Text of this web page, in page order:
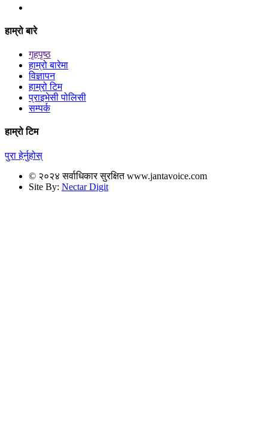
हाम्रो बारे
गृहपृष्ठ
हाम्रो बारेमा
विज्ञापन
हाम्रो टिम
प्राइभेसी पोलिसी
सम्पर्क
हाम्रो टिम
पुरा हेर्नुहोस्
© २०२४ सर्वाधिकार सुरक्षित www.jantavoice.com
Site By: Nectar Digit